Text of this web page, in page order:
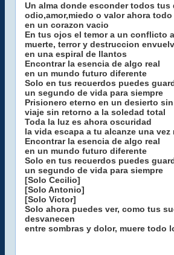
Un alma donde esconder todos tus
odio,amor,miedo o valor ahora
en un corazon vacio
En tus ojos el temor a un conflicto
muerte, terror y destruccion
en una espiral de llantos
Encontrar la esencia de algo real
en un mundo futuro diferente
Solo en tus recuerdos puedes
un segundo de vida para siempre
Prisionero eterno en un desierto
viaje sin retorno a la soledad total
Toda la luz es ahora oscuridad
la vida escapa a tu alcanze una vez
Encontrar la esencia de algo real
en un mundo futuro diferente
Solo en tus recuerdos puedes
un segundo de vida para siempre
[Solo Cecilio]
[Solo Antonio]
[Solo Victor]
Solo ahora puedes ver, como tus
desvanecen
entre sombras y dolor, muere todo